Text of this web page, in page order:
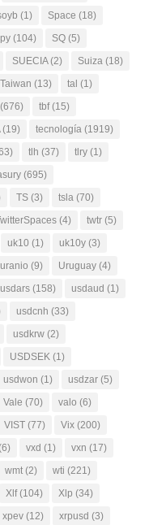
(1) Space (18)
(104) SQ (5)
SUECIA(2) Suiza (18)
Taiwan (13) tal (1)
(676) tbf(15)
(19) tecnología (1919)
tlh (37) tlry (1)
(695)
TS (3) tsla (70)
(4) twtr (5)
uk10 (1) uk10y (3)
uranio (9) Uruguay (4)
usdars (158) usdaud (1)
usdcnh (33)
usdkrw (2)
USDSEK (1)
usdwon (1) usdzar (5)
Vale (70) valo (6)
VIST (77) Vix (200)
vxd (1) vxn (17)
wmt (2) wti (221)
Xlf(104) Xlp (34)
xpev (12) xrpusd (3)